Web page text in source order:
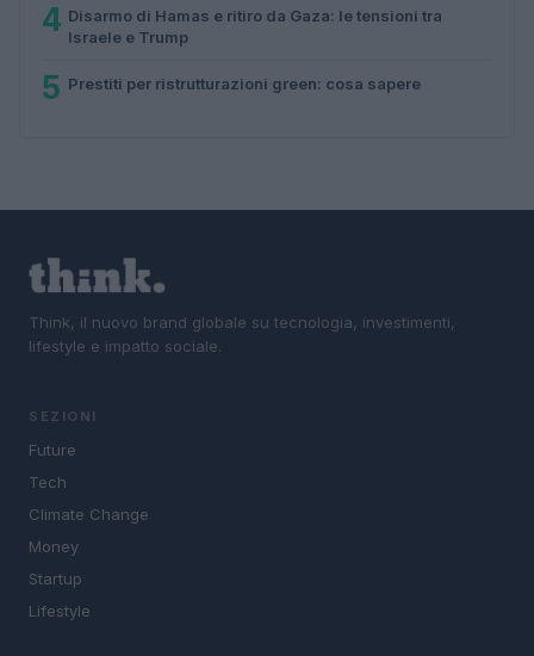
4 Disarmo di Hamas e ritiro da Gaza: le tensioni tra
Israele e Trump
5 Prestiti per ristrutturazioni green: cosa sapere
Think, il nuovo brand globale su tecnologia, investimenti,
lifestyle e impatto sociale.
SEZIONI
Future
Tech
Climate Change
Money
Startup
Lifestyle